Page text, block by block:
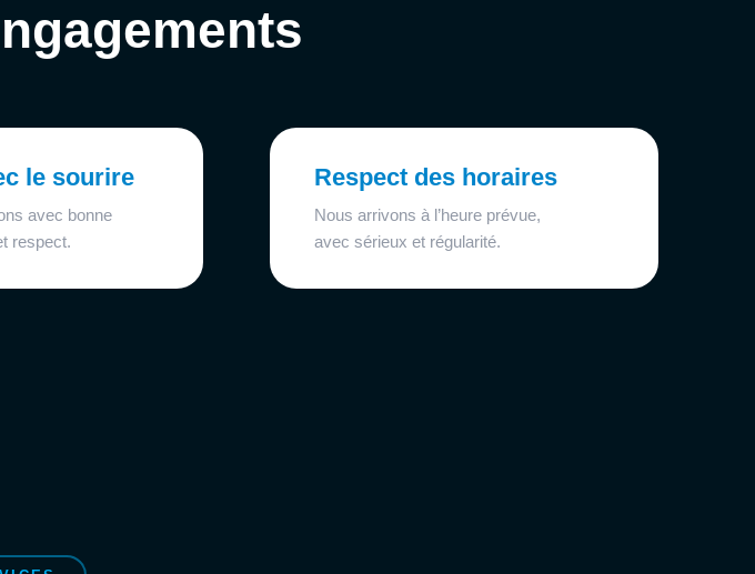
le sourire
avec bonne
respect.
Respect des horaires
Nous arrivons à l’heure prévue,
avec sérieux et régularité.